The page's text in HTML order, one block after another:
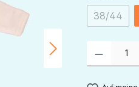
38/44
(Diese